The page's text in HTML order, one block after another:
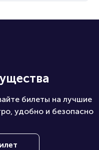
билеты на лучшие
удобно и безопасно